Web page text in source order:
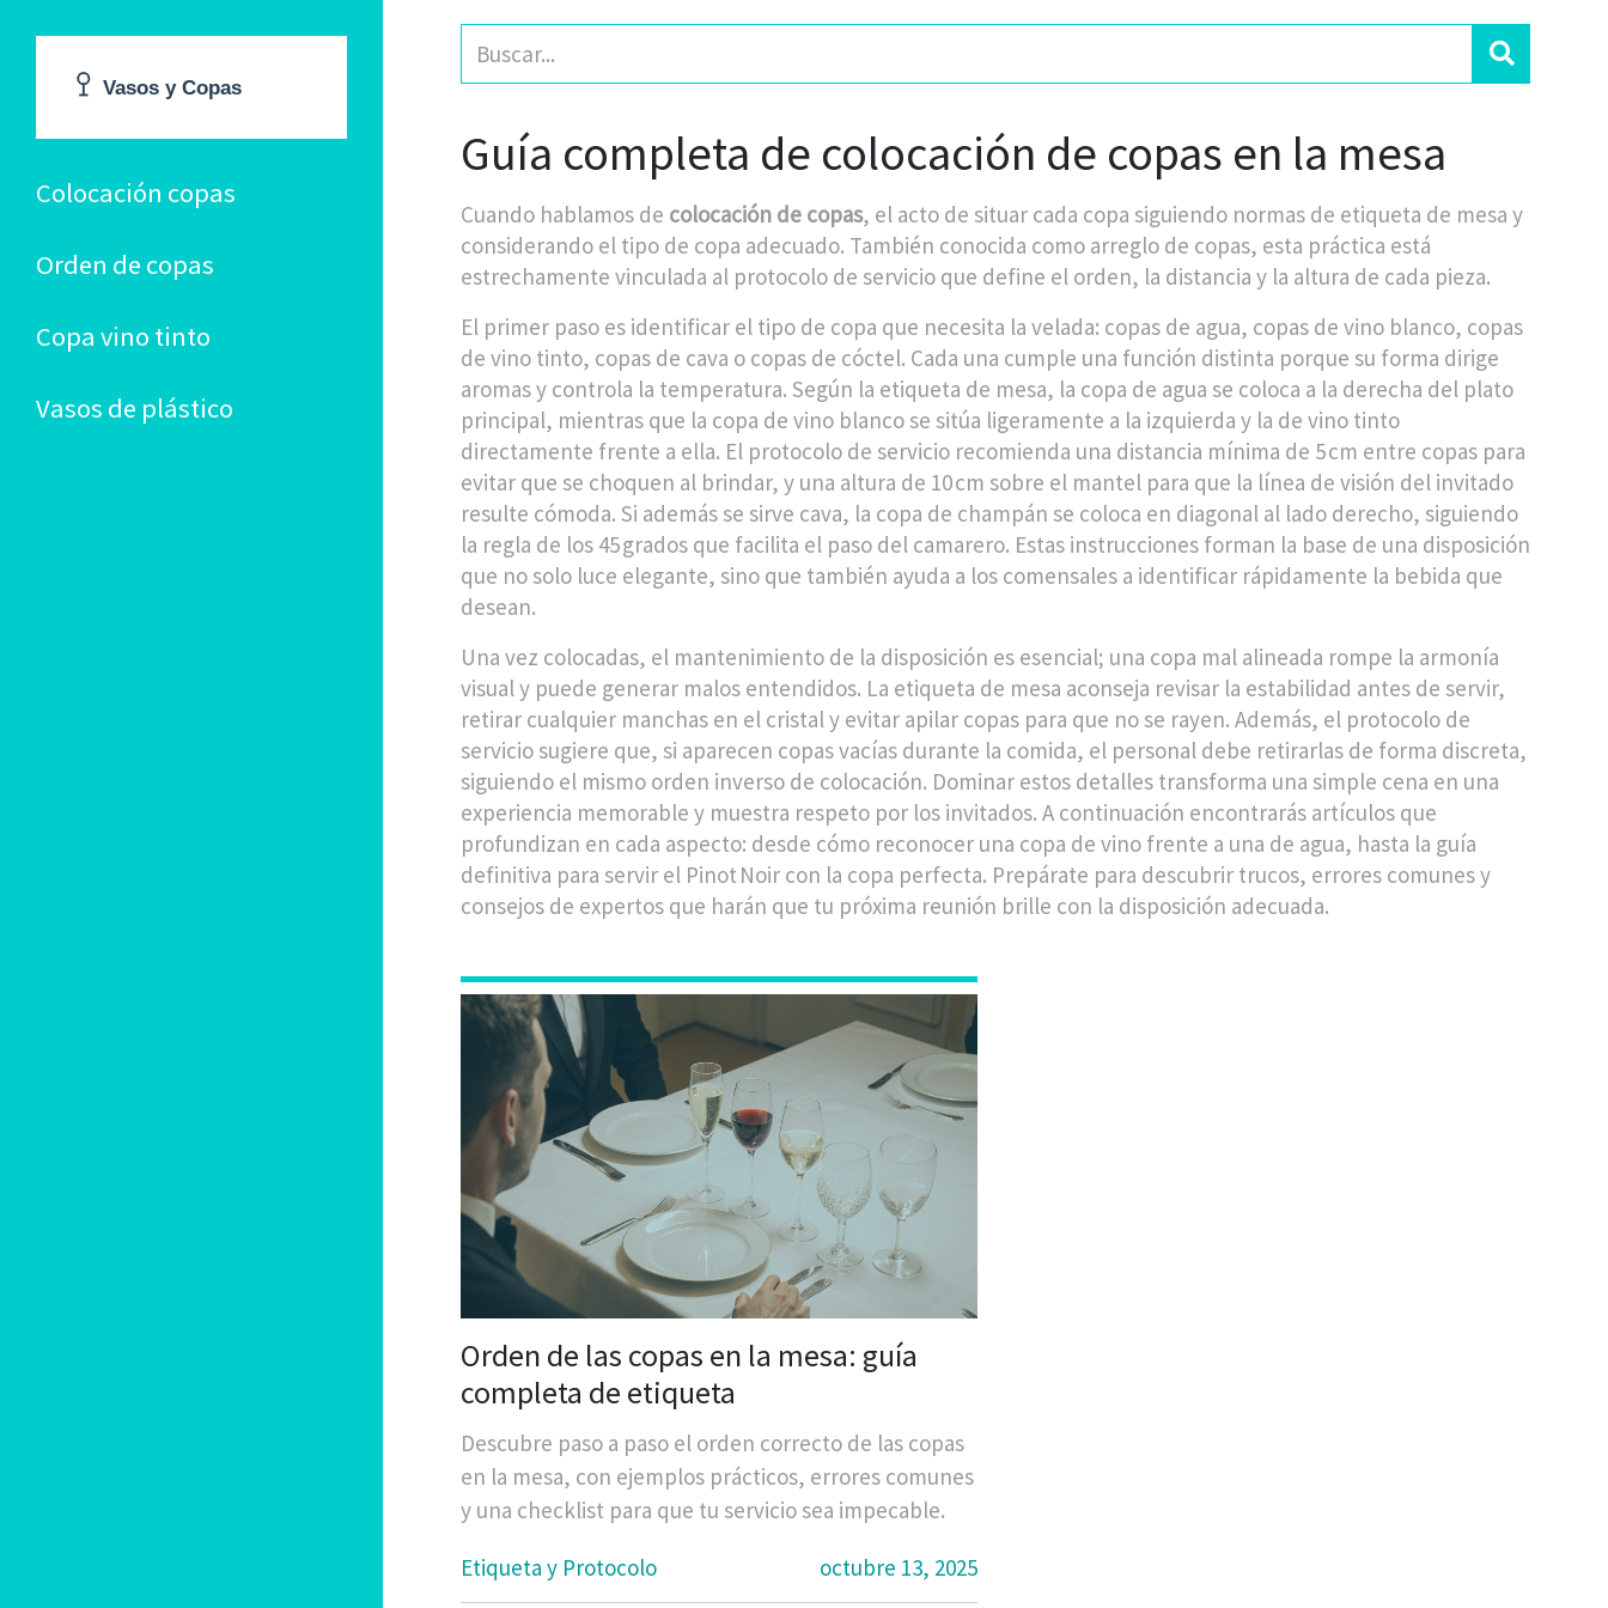
Colocación copas
Orden de copas
Copa vino tinto
Vasos de plástico
Guía completa de colocación de copas en la mesa
Cuando hablamos de colocación de copas, el acto de situar cada copa siguiendo normas de etiqueta de mesa y
considerando el tipo de copa adecuado. También conocida como arreglo de copas, esta práctica está
estrechamente vinculada al protocolo de servicio que define el orden, la distancia y la altura de cada pieza.
El primer paso es identificar el tipo de copa que necesita la velada: copas de agua, copas de vino blanco, copas
de vino tinto, copas de cava o copas de cóctel. Cada una cumple una función distinta porque su forma dirige
aromas y controla la temperatura. Según la etiqueta de mesa, la copa de agua se coloca a la derecha del plato
principal, mientras que la copa de vino blanco se sitúa ligeramente a la izquierda y la de vino tinto
directamente frente a ella. El protocolo de servicio recomienda una distancia mínima de 5 cm entre copas para
evitar que se choquen al brindar, y una altura de 10 cm sobre el mantel para que la línea de visión del invitado
resulte cómoda. Si además se sirve cava, la copa de champán se coloca en diagonal al lado derecho, siguiendo
la regla de los 45 grados que facilita el paso del camarero. Estas instrucciones forman la base de una disposición
que no solo luce elegante, sino que también ayuda a los comensales a identificar rápidamente la bebida que
desean.
Una vez colocadas, el mantenimiento de la disposición es esencial; una copa mal alineada rompe la armonía
visual y puede generar malos entendidos. La etiqueta de mesa aconseja revisar la estabilidad antes de servir,
retirar cualquier manchas en el cristal y evitar apilar copas para que no se rayen. Además, el protocolo de
serviciosugiere que, si aparecen copas vacías durante la comida, el personal debe retirarlas de forma discreta,
siguiendo el mismo orden inverso de colocación. Dominar estos detalles transforma una simple cena en una
experiencia memorable y muestra respeto por los invitados. A continuación encontrarás artículos que
profundizan en cada aspecto: desde cómo reconocer una copa de vino frente a una de agua, hasta la guía
definitiva para servir el Pinot Noir con la copa perfecta. Prepárate para descubrir trucos, errores comunes y
consejos de expertos que harán que tu próxima reunión brille con la disposición adecuada.
Orden de las copas en la mesa: guía
completa de etiqueta
Descubre paso a paso el orden correcto de las copas
en la mesa, con ejemplos prácticos, errores comunes
y una checklist para que tu servicio sea impecable.
Etiqueta y Protocolo
octubre 13, 2025